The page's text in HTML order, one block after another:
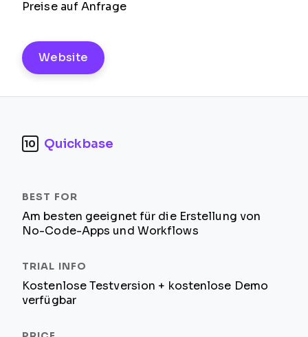
Preise auf Anfrage
Website
10 Quickbase
Am besten geeignet für die Erstellung von
No-Code-Apps und Workflows
Kostenlose Testversion + kostenlose Demo
verfügbar